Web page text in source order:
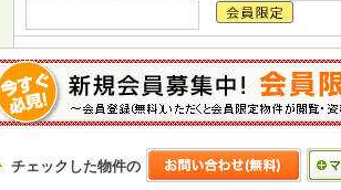
チェックした物件の